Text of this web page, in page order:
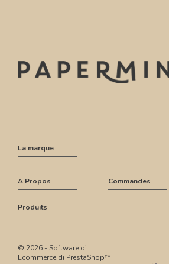
La marque
A Propos Commandes
Produits
© 2026 - Software di
Ecommerce di PrestaShop™